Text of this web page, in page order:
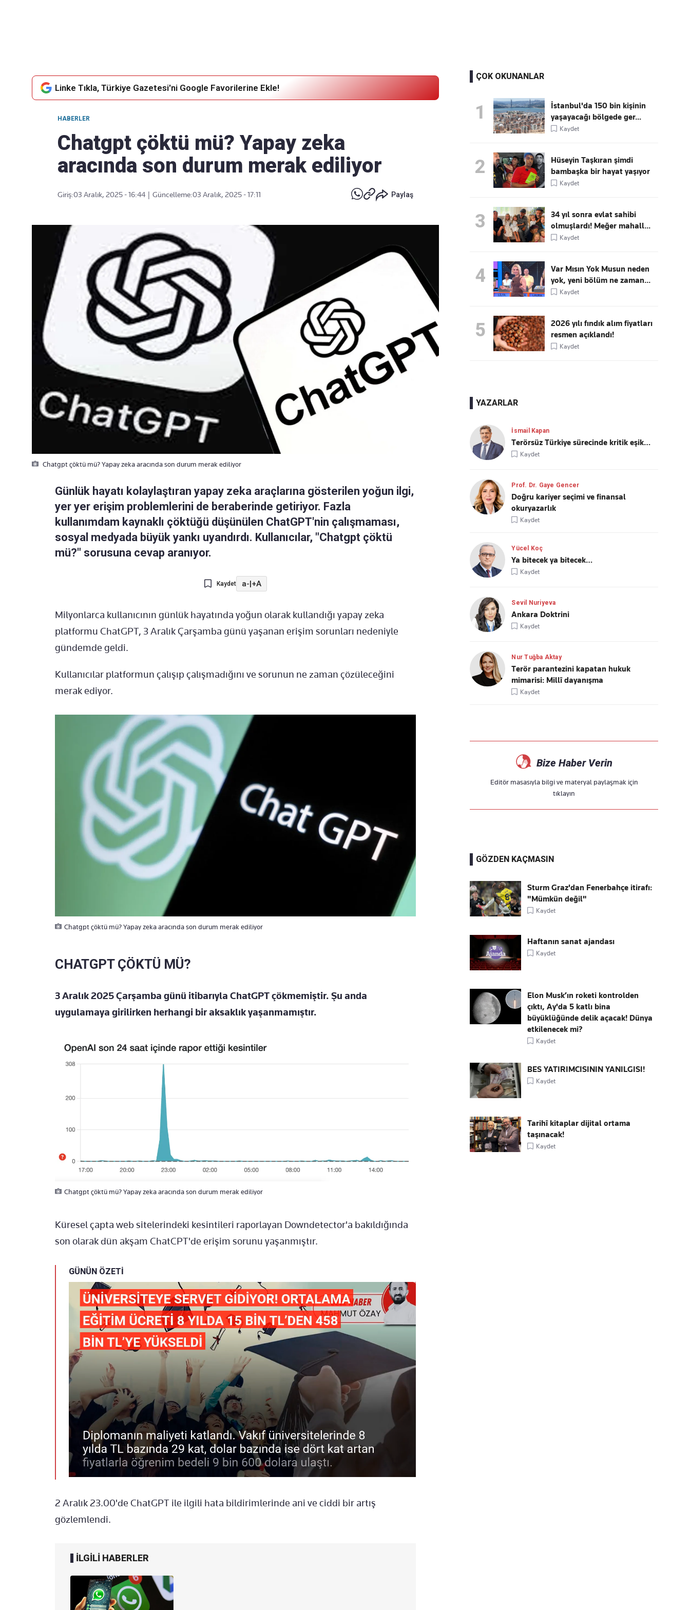
Linke Tıkla, Türkiye Gazetesi'ni Google Favorilerine Ekle!
HABERLER
Chatgpt çöktü mü? Yapay zeka
aracında son durum merak ediliyor
Giriş:03 Aralık, 2025 - 16:44 Güncelleme:03 Aralık, 2025 - 17:11 Paylaş
Chatgpt çöktü mü? Yapay zeka aracında son durum merak ediliyor
Günlük hayatı kolaylaştıran yapay zeka araçlarına gösterilen yoğun ilgi,
yer yer erişim problemlerini de beraberinde getiriyor. Fazla
kullanımdam kaynaklı çöktüğü düşünülen ChatGPT'nin çalışmaması,
sosyal medyada büyük yankı uyandırdı. Kullanıcılar, "Chatgpt çöktü
mü?" sorusuna cevap aranıyor.
Kaydet a-|+A
Milyonlarca kullanıcının günlük hayatında yoğun olarak kullandığı yapay zeka
platformu ChatGPT, 3 Aralık Çarşamba günü yaşanan erişim sorunları nedeniyle
gündemde geldi.
Kullanıcılar platformun çalışıp çalışmadığını ve sorunun ne zaman çözüleceğini
merak ediyor.
Chatgpt çöktü mü? Yapay zeka aracında son durum merak ediliyor
CHATGPT ÇÖKTÜ MÜ?
3 Aralık 2025 Çarşamba günü itibarıyla ChatGPT çökmemiştir. Şu anda
uygulamaya girilirken herhangi bir aksaklık yaşanmamıştır.
Chatgpt çöktü mü? Yapay zeka aracında son durum merak ediliyor
Küresel çapta web sitelerindeki kesintileri raporlayan Downdetector'a bakıldığında
son olarak dün akşam ChatCPT'de erişim sorunu yaşanmıştır.
GÜNÜN ÖZETİ
2 Aralık 23.00'de ChatGPT ile ilgili hata bildirimlerinde ani ve ciddi bir artış
gözlemlendi.
İLGİLİ HABERLER
ÇOK OKUNANLAR
1
İstanbul'da 150 bin kişinin
yaşayacağı bölgede ger...
Kaydet
2
Hüseyin Taşkıran şimdi
bambaşka bir hayat yaşıyor
Kaydet
3
34 yıl sonra evlat sahibi
olmuşlardı! Meğer mahall...
Kaydet
4
Var Mısın Yok Musun neden
yok, yeni bölüm ne zaman...
Kaydet
5
2026 yılı fındık alım fiyatları
resmen açıklandı!
Kaydet
YAZARLAR
İsmail Kapan
Terörsüz Türkiye sürecinde kritik eşik…
Kaydet
Prof. Dr. Gaye Gencer
Doğru kariyer seçimi ve finansal
okuryazarlık
Kaydet
Yücel Koç
Ya bitecek ya bitecek…
Kaydet
Sevil Nuriyeva
Ankara Doktrini
Kaydet
Nur Tuğba Aktay
Terör parantezini kapatan hukuk
mimarisi: Millî dayanışma
Kaydet
Bize Haber Verin
Editör masasıyla bilgi ve materyal paylaşmak için
tıklayın
GÖZDEN KAÇMASIN
Sturm Graz'dan Fenerbahçe itirafı:
"Mümkün değil"
Kaydet
Haftanın sanat ajandası
Kaydet
Elon Musk’ın roketi kontrolden
çıktı, Ay'da 5 katlı bina
büyüklüğünde delik açacak! Dünya
etkilenecek mi?
Kaydet
BES YATIRIMCISININ YANILGISI!
Kaydet
Tarihî kitaplar dijital ortama
taşınacak!
Kaydet